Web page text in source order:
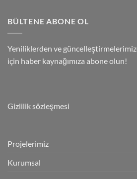
Dijitale
BÜLTENE ABONE OL
Yeniliklerden ve
için haber kaynağımıza abone olun!
Gizlilik sözleşmesi
Projelerimiz
Kurumsal